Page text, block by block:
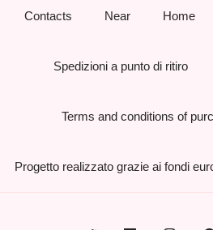
Contacts Near Home
Spedizioni a punto di ritiro
Terms and conditions of
Progetto realizzato grazie ai fondi